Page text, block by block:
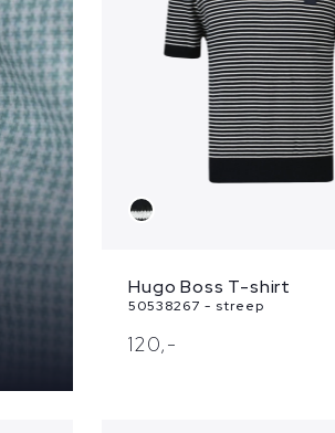
Hugo Boss T-shirt
50538267 - streep
120,-